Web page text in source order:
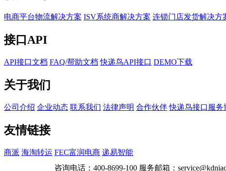
电商平台物流解决方案 ISV系统商解决方案 连锁门店发货解决方
接口API
API接口文档 FAQ/帮助文档 快递鸟API接口 DEMO下载
关于我们
公司介绍 企业动态 联系我们 法律声明 合作伙伴 快递鸟接口服务
友情链接
商派 海淘转运 FEC富润电商 递易智能
咨询电话： 400-8699-100 服务邮箱：